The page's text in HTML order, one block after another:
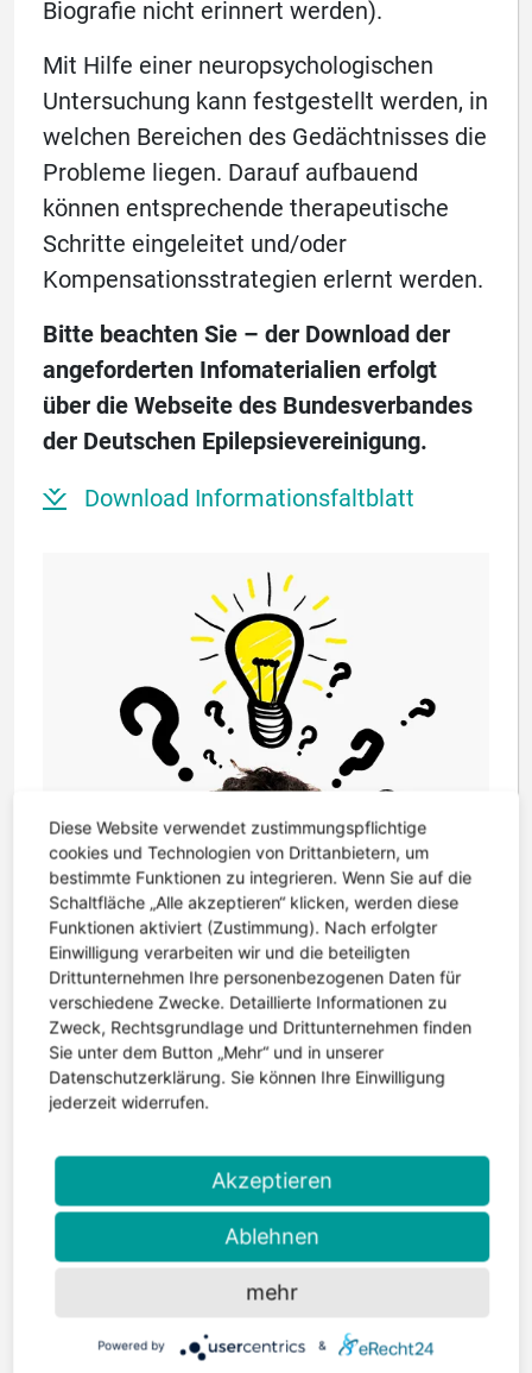
Biografie nicht erinnert werden).
Mit Hilfe einer neuropsychologischen
Untersuchung kann festgestellt werden, in
welchen Bereichen des Gedächtnisses die
Probleme liegen. Darauf aufbauend
können entsprechende therapeutische
Schritte eingeleitet und/oder
Kompensationsstrategien erlernt werden.
Bitte beachten Sie – der Download der
angeforderten Infomaterialien erfolgt
über die Webseite des Bundesverbandes
der Deutschen Epilepsievereinigung.
Download Informationsfaltblatt
Zurück zur Übersicht "Was ist
Epilepsie?"
Der Landesverband Sachsen-Anhalt ist
ein korporatives Mitglied der Deutschen
Diese Website verwendet zustimmungspflichtige
cookies und Technologien von Drittanbietern, um
bestimmte Funktionen zu integrieren. Wenn Sie auf die
Schaltfläche „Alle akzeptieren“ klicken, werden diese
Funktionen aktiviert (Zustimmung). Nach erfolgter
Einwilligung verarbeiten wir und die beteiligten
Drittunternehmen Ihre personenbezogenen Daten für
verschiedene Zwecke. Detaillierte Informationen zu
Zweck, Rechtsgrundlage und Drittunternehmen finden
Sie unter dem Button „Mehr“ und in unserer
Datenschutzerklärung. Sie können Ihre Einwilligung
jederzeit widerrufen.
Akzeptieren
Ablehnen
mehr
Powered by &